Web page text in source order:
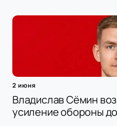
2 июня
Владислав Сёмин
усиление обороны